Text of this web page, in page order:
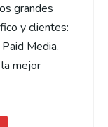
grandes
y clientes:
Media.
mejor